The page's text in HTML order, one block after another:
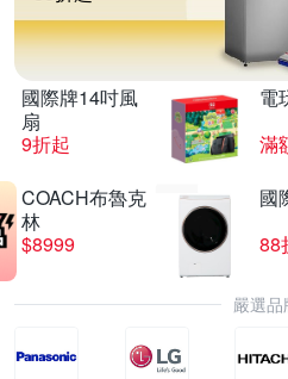
國際牌14吋風
扇
9折起
電
滿
COACH布魯克
林
$8999
國
88
嚴選品